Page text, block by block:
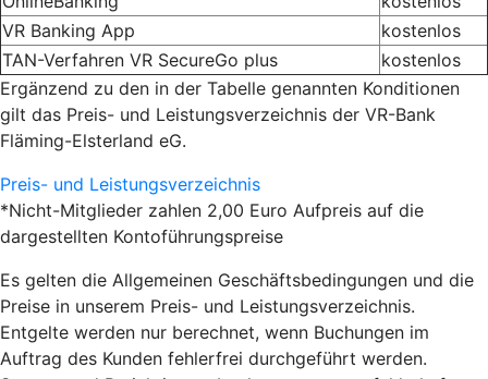
VR Banking App
kostenlos
TAN-Verfahren VR SecureGo plus
kostenlos
Ergänzend zu den in der Tabelle genannten Konditionen
gilt das Preis- und Leistungsverzeichnis der VR-Bank
Fläming-Elsterland eG.
Preis- und Leistungsverzeichnis
*Nicht-Mitglieder zahlen 2,00 Euro Aufpreis auf die
dargestellten Kontoführungspreise
Es gelten die Allgemeinen Geschäftsbedingungen und die
Preise in unserem Preis- und Leistungsverzeichnis.
Entgelte werden nur berechnet, wenn Buchungen im
Auftrag des Kunden fehlerfrei durchgeführt werden.